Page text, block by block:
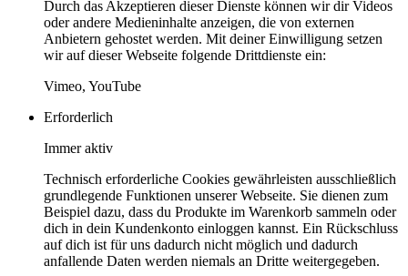
Durch das Akzeptieren dieser Dienste können wir dir Videos
oder andere Medieninhalte anzeigen, die von externen
Anbietern gehostet werden. Mit deiner Einwilligung setzen
wir auf dieser Webseite folgende Drittdienste ein:
Vimeo, YouTube
Erforderlich
Immer aktiv
Technisch erforderliche Cookies gewährleisten ausschließlich
grundlegende Funktionen unserer Webseite. Sie dienen zum
Beispiel dazu, dass du Produkte im Warenkorb sammeln oder
dich in dein Kundenkonto einloggen kannst. Ein Rückschluss
auf dich ist für uns dadurch nicht möglich und dadurch
anfallende Daten werden niemals an Dritte weitergegeben.